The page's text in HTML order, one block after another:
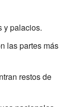
y palacios.
las partes más
restos de